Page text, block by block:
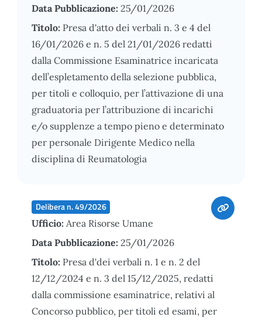
Data Pubblicazione: 25/01/2026
Titolo: Presa d'atto dei verbali n. 3 e 4 del
16/01/2026 e n. 5 del 21/01/2026 redatti
dalla Commissione Esaminatrice incaricata
dell’espletamento della selezione pubblica,
per titoli e colloquio, per l’attivazione di una
graduatoria per l’attribuzione di incarichi
e/o supplenze a tempo pieno e determinato
per personale Dirigente Medico nella
disciplina di Reumatologia
Delibera n. 49/2026
Ufficio: Area Risorse Umane
Data Pubblicazione: 25/01/2026
Titolo: Presa d'dei verbali n. 1 e n. 2 del
12/12/2024 e n. 3 del 15/12/2025, redatti
dalla commissione esaminatrice, relativi al
Concorso pubblico, per titoli ed esami, per